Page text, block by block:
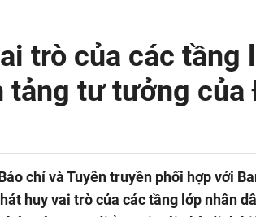
trò của các tầng
tảng tư tưởng của
chí và Tuyên truyền phối hợp với
huy vai trò của các tầng lớp nhân